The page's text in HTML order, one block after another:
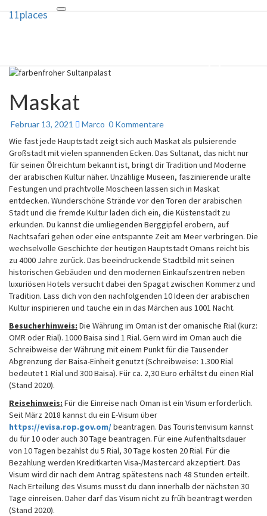
Toggle
11places
11places
deine nächste Reise
Maskat
Februar 13, 2021 Marco 0 Kommentare
Wie fast jede Hauptstadt zeigt sich auch Maskat als pulsierende
Großstadt mit vielen spannenden Ecken. Das Sultanat, das nicht nur
für seinen Ölreichtum bekannt ist, bringt dir Tradition und Moderne
der arabischen Kultur näher. Unzählige Museen, faszinierende uralte
Festungen und prachtvolle Moscheen lassen sich in Maskat
entdecken. Wunderschöne Strände vor den Toren der arabischen
Stadt und die fremde Kultur laden dich ein, die Küstenstadt zu
erkunden. Du kannst die umliegenden Berggipfel erobern, auf
Nachtsafari gehen oder eine entspannte Zeit am Meer verbringen. Die
wechselvolle Geschichte der heutigen Hauptstadt Omans reicht bis
zu 4000 Jahre zurück. Das beeindruckende Stadtbild mit seinen
historischen Gebäuden und den modernen Einkaufszentren neben
luxuriösen Hotels versucht dabei den Spagat zwischen Kommerz und
Tradition. Lass dich von den nachfolgenden 10 Ideen der arabischen
Kultur inspirieren und tauche ein in das Märchen aus 1001 Nacht.
Besucherhinweis: Die Währung im Oman ist der omanische Rial (kurz:
OMR oder Rial). 1000 Baisa sind 1 Rial. Gern wird im Oman auch die
Schreibweise der Währung mit einem Punkt für die Tausender
Abgrenzung der Baisa-Einheit genutzt (Schreibweise: 1.300 Rial
bedeutet 1 Rial und 300 Baisa). Für ca. 2,30 Euro erhältst du einen Rial
(Stand 2020).
Reisehinweis: Für die Einreise nach Oman ist ein Visum erforderlich.
Seit März 2018 kannst du ein E-Visum über
https://evisa.rop.gov.om/beantragen. Das Touristenvisum kannst
du für 10 oder auch 30 Tage beantragen. Für eine Aufenthaltsdauer
von 10 Tagen bezahlst du 5 Rial, 30 Tage kosten 20 Rial. Für die
Bezahlung werden Kreditkarten Visa-/Mastercard akzeptiert. Das
Visum wird dir nach dem Antrag spätestens nach 48 Stunden erteilt.
Nach Erteilung des Visums musst du dann innerhalb der nächsten 30
Tage einreisen. Daher darf das Visum nicht zu früh beantragt werden
(Stand 2020).